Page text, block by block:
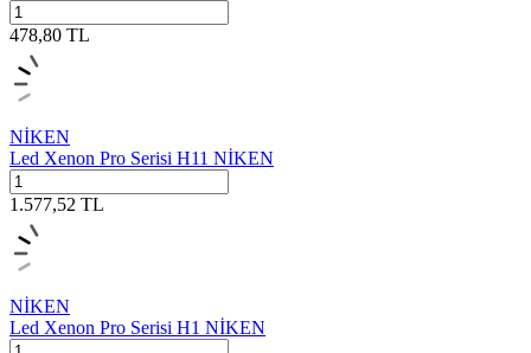
478,80 TL
NİKEN
Led Xenon Pro Serisi H11 NİKEN
1.577,52 TL
NİKEN
Led Xenon Pro Serisi H1 NİKEN